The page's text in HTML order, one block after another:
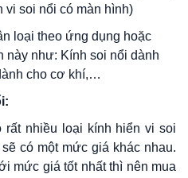
vi soi nổi có màn hình)
loại theo ứng dụng hoặc
này như: Kính soi nổi dành
cho cơ khí,…
rất nhiều loại kính hiển vi soi
có một mức giá khác nhau.
mức giá tốt nhất thì nên mua